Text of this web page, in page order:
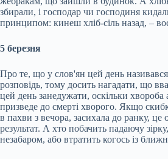
збирали, і господар чи господиня
принципом: кинеш хліб-сіль назад, –
5 березня
Про те, що у слов'ян цей день
розповідь, тому досить нагадати, що
цей день занедужати, оскільки
призведе до смерті хворого. Якщо
в пахви з вечора, засихала до ранку,
результат. А хто побачить падаючу
незабаром, або втратить когось із